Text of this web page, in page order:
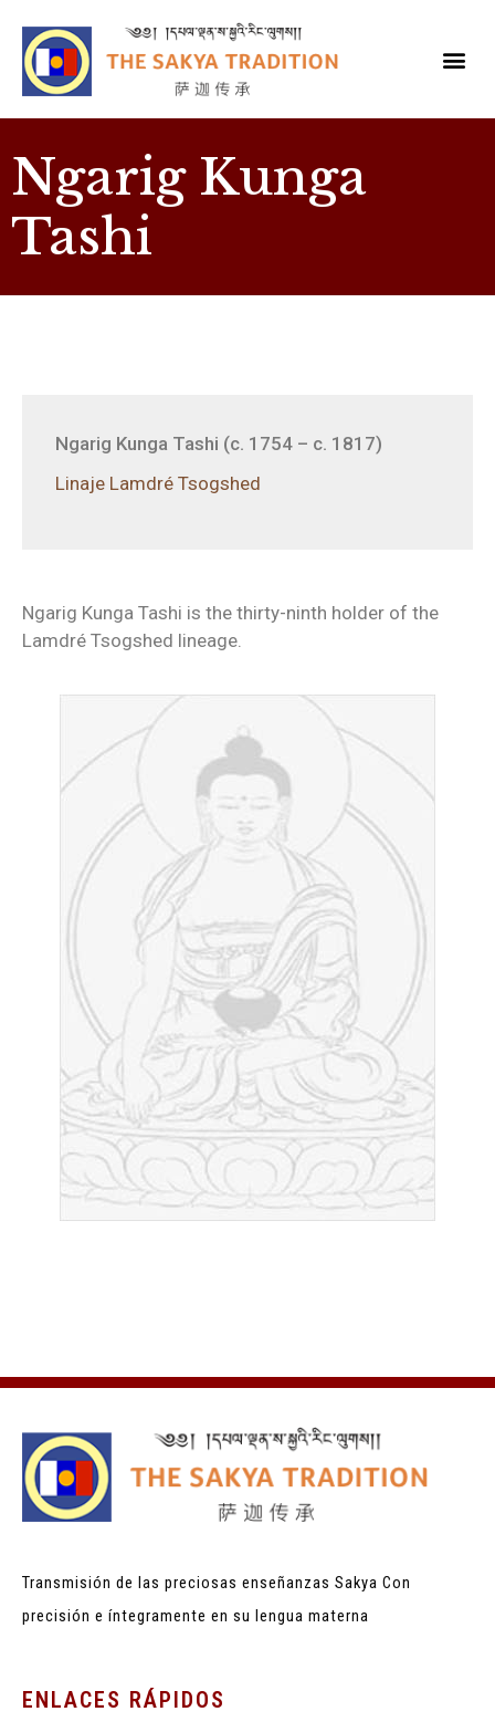
Ngarig Kunga
Tashi
Ngarig Kunga Tashi (c. 1754 – c. 1817)
Linaje Lamdré Tsogshed
Ngarig Kunga Tashi is the thirty-ninth holder of the
Lamdré Tsogshed lineage.
Transmisión de las preciosas enseñanzas Sakya Con
precisión e íntegramente en su lengua materna
ENLACES RÁPIDOS